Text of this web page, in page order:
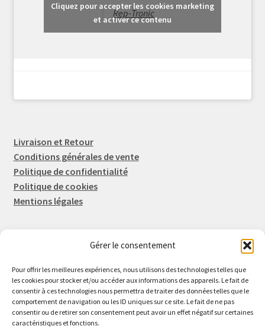
Gérer le consentement
Pour offrir les meilleures expériences, nous utilisons des technologies telles que
les cookies pour stocker et/ou accéder aux informations des appareils. Le fait de
consentir à ces technologies nous permettra de traiter des données telles que le
comportement de navigation ou les ID uniques sur ce site. Le fait de ne pas
consentir ou de retirer son consentement peut avoir un effet négatif sur certaines
caractéristiques et fonctions.
Rep-Tronic
Cliquez pour accepter les cookies marketing
et activer ce contenu
Livraison et Retour
Conditions générales de vente
Politique de confidentialité
Politique de cookies
Mentions légales
Eric FORTIER EI
16 Rue de l'Espérance
14600 Honfleur
02 61 82 01 89